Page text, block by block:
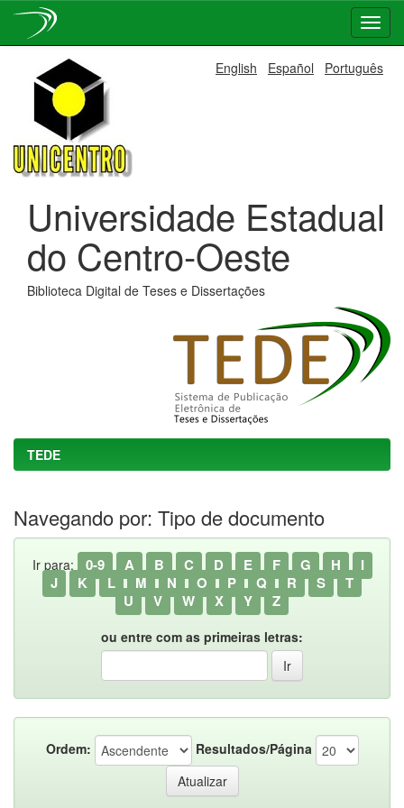
navigation
English Español Português
Universidade Estadual
do Centro-Oeste
Biblioteca Digital de Teses e Dissertações
TEDE
Navegando por: Tipo de documento
Ir para: 0-9 A B C D E F G H
I
J
K L M N O P Q R S
T
U
V W X Y Z
ou entre com as primeiras letras:
Ordem: Resultados/Página